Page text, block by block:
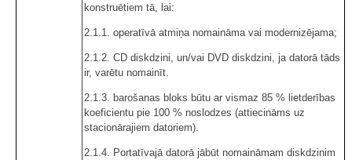
konstruētiem tā, lai:
2.1.1. operatīvā atmiņa nomaināma vai modernizējama;
2.1.2. CD diskdzini, un/vai DVD diskdzini, ja datorā tāds
ir, varētu nomainīt.
2.1.3. barošanas bloks būtu ar vismaz 85 % lietderības
koeficientu pie 100 % noslodzes (attiecināms uz
stacionārajiem datoriem).
2.1.4. Portatīvajā datorā jābūt nomaināmam diskdzinim